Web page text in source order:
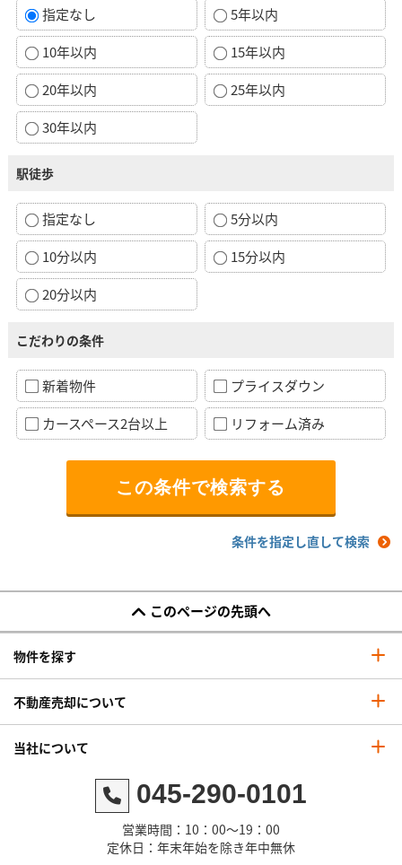
指定なし
5年以内
10年以内
15年以内
20年以内
25年以内
30年以内
駅徒歩
指定なし
5分以内
10分以内
15分以内
20分以内
こだわりの条件
新着物件
プライスダウン
カースペース2台以上
リフォーム済み
条件を指定し直して検索
このページの先頭へ
物件を探す
不動産売却について
当社について
045-290-0101
営業時間：10：00～19：00
定休日：年末年始を除き年中無休